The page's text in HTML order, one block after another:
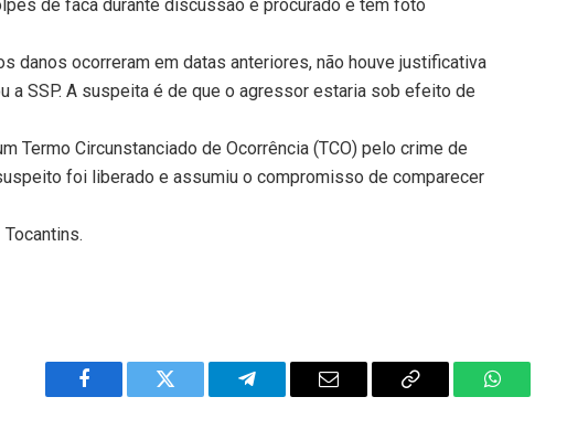
de faca durante discussão é procurado e tem foto
danos ocorreram em datas anteriores, não houve justificativa
a SSP. A suspeita é de que o agressor estaria sob efeito de
Termo Circunstanciado de Ocorrência (TCO) pelo crime de
foi liberado e assumiu o compromisso de comparecer
Facebook Twitter Telegram Email
Copy
WhatsApp